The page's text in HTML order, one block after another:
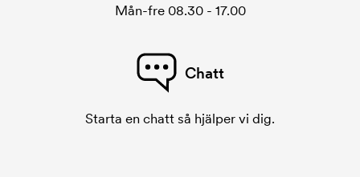
Mån-fre 08.30 - 17.00
Chatt
Starta en chatt så hjälper vi dig.